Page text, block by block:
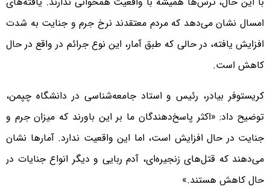
امسال نشان می‌دهد که مردم معتقدند نرخ جرم و جنایت به شدت
افزایش یافته، در حالی که طبق آمار، این نوع جرائم در واقع در حال
کاهش است.
کریستوفر بیادر، رئیس و استاد جامعه‌شناسی در دانشگاه چپمن،
توضیح داد: «اکثر پاسخ‌دهندگان ما بر این باورند که میزان جرم و
جنایت در حال افزایش است، اما این واقعیت ندارد. آمارها نشان
می‌دهند که قتل‌های زنجیره‌ای، آدم ربایی و دیگر انواع جنایات در
حال کاهش هستند.»